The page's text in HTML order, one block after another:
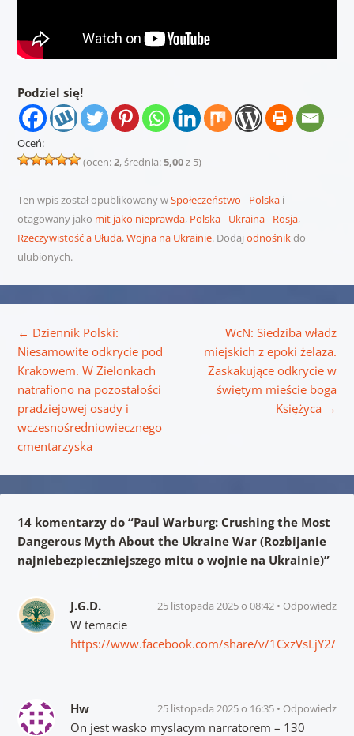
Podziel się!
Oceń:
(ocen:2, średnia:5,00z 5)
Ten wpis został opublikowany wSpołeczeństwo - Polskai
otagowany jako mit jako nieprawda, Polska - Ukraina - Rosja,
Rzeczywistość a Ułuda,Wojna na Ukrainie. Dodaj odnośnikdo
ulubionych.
← Dziennik Polski:
Niesamowite odkrycie pod
Krakowem. W Zielonkach
natrafiono na pozostałości
pradziejowej osady i
wczesnośredniowiecznego
cmentarzyska
WcN: Siedziba władz
miejskich z epoki żelaza.
Zaskakujące odkrycie w
świętym mieście boga
Księżyca →
14 komentarzy do “Paul Warburg: Crushing the Most
Dangerous Myth About the Ukraine War (Rozbijanie
najniebezpieczniejszego mitu o wojnie na Ukrainie)”
J.G.D. 25 listopada 2025 o 08:42 Odpowiedz
W temacie
https://www.facebook.com/share/v/1CxzVsLjY2/
Hw 25 listopada 2025 o 16:35 Odpowiedz
On jest wasko myslacym narratorem – 130